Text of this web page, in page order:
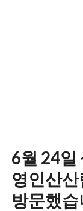
6월 24일
영인산
방문했습